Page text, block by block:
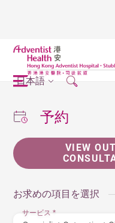
日本語
予約
VIEW
お求めの項目を選択
サービス*